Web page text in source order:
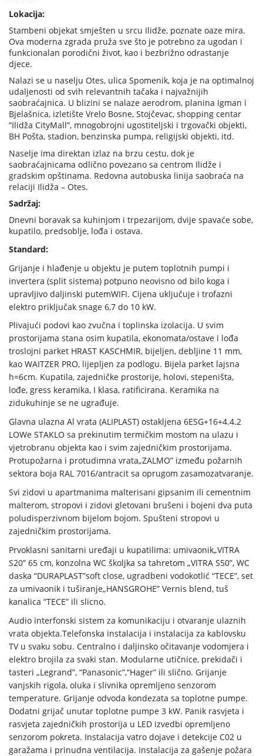
Lokacija:
Stambeni objekat smješten u srcu Ilidže, poznate oaze mira.
Ova moderna zgrada pruža sve što je potrebno za ugodan i
funkcionalan porodični život, kao i bezbrižno odrastanje
djece.
Nalazi se u naselju Otes, ulica Spomenik, koja je na optimalnoj
udaljenosti od svih relevantnih tačaka i najvažnijih
saobraćajnica. U blizini se nalaze aerodrom, planina Igman i
Bjelašnica, izletište Vrelo Bosne, Stojčevac, shopping centar
“Ilidža CityMall”, mnogobrojni ugostiteljski i trgovački objekti,
BH Pošta, stadion, benzinska pumpa, religijski objekti, itd.
Naselje ima direktan izlaz na brzu cestu, dok je
saobraćajnicama odlično povezano sa centrom Ilidže i
gradskim opštinama. Redovna autobuska linija saobraća na
relaciji Ilidža – Otes.
Sadržaj:
Dnevni boravak sa kuhinjom i trpezarijom, dvije spavaće sobe,
kupatilo, predsoblje, lođa i ostava.
Standard:
Grijanje i hlađenje u objektu je putem toplotnih pumpi i
invertera (split sistema) potpuno neovisno od bilo koga i
upravljivo daljinski putemWIFI. Cijena uključuje i trofazni
elektro priključak snage 6,7 do 10 kW.
Plivajući podovi kao zvučna i toplinska izolacija. U svim
prostorijama stana osim kupatila, ekonomata/ostave i lođa
troslojni parket HRAST KASCHMIR, bijeljen, debljine 11 mm,
kao WAITZER PRO, lijepljen za podlogu. Bijela parket lajsna
h=6cm. Kupatila, zajedničke prostorije, holovi, stepeništa,
lođe, gress keramika, I klasa, ratificirana. Keramika na
zidukuhinje se ne ugrađuje.
Glavna ulazna Al vrata (ALIPLAST) ostakljena 6ESG+16+4.4.2
LOWe STAKLO sa prekinutim termičkim mostom na ulazu i
vjetrobranu objekta kao i svim zajedničkim prostorijama.
Protupožarna i protudimna vrata„ZALMO” između požarnih
sektora boja RAL 7016/antracit sa oprugom zasamozatvaranje.
Svi zidovi u apartmanima malterisani gipsanim ili cementnim
malterom, stropovi i zidovi gletovani brušeni i bojeni dva puta
poludisperzivnom bijelom bojom. Spušteni stropovi u
zajedničkim prostorijama.
Prvoklasni sanitarni uređaji u kupatilima: umivaonik„VITRA
S20” 65 cm, konzolna WC školjka sa tahretom „VITRA S50”, WC
daska “DURAPLAST”soft close, ugradbeni vodokotlić “TECE”, set
za umivaonik i tuširanje„HANSGROHE” Vernis blend, tuš
kanalica “TECE” ili slicno.
Audio interfonski sistem za komunikaciju i otvaranje ulaznih
vrata objekta.Telefonska instalacija i instalacija za kablovsku
TV u svaku sobu. Centralno i daljinsko očitavanje vodomjera i
elektro brojila za svaki stan. Modularne utičnice, prekidači i
tasteri „Legrand”, “Panasonic”,“Hager” ili slično. Grijanje
vanjskih rigola, oluka i slivnika opremljeno senzorom
temperature. Grijanje odvoda kondezata sa toplotne pumpe.
Dodatni grijač unutar toplotne pumpe 3 kW. Panik rasvjeta i
rasvjeta zajedničkih prostorija u LED izvedbi opremljeno
senzorom pokreta. Instalacija vatro dojave i detekcije C02 u
garažama i prinudna ventilacija. Instalacija za gašenje požara